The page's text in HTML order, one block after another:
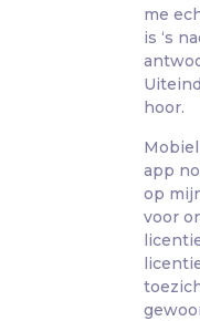
me
is ‘s
hoor.
app
op
voor